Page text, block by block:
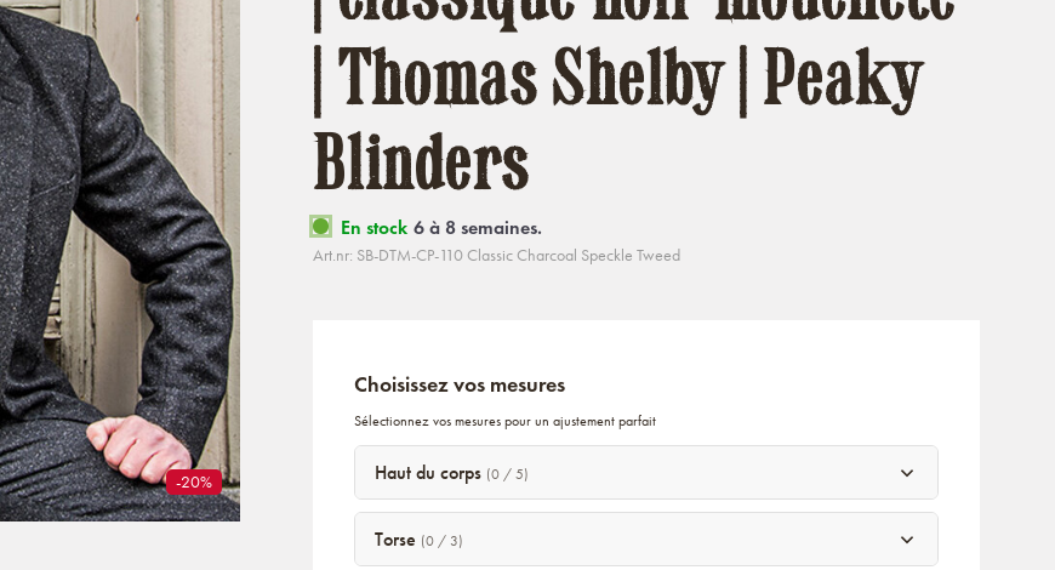
-20%
| Thomas Shelby | Peaky
Blinders
En stock 6 à 8 semaines.
Art.nr: SB-DTM-CP-110 Classic Charcoal Speckle Tweed
Choisissez vos mesures
Sélectionnez vos mesures pour un ajustement parfait
Haut du corps (0 / 5)
Torse (0 / 3)